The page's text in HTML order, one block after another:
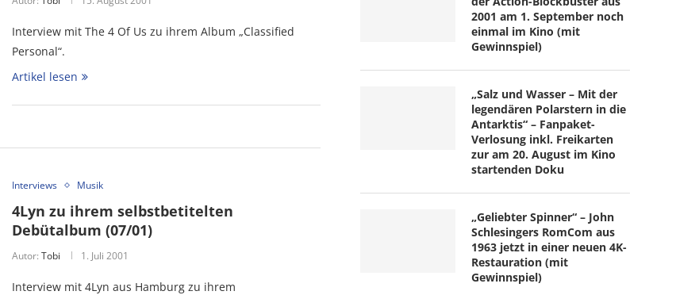
Interview mit The 4 Of Us zu ihrem Album „Classified
Personal“.
Artikel lesen
Interviews Musik
4Lyn zu ihrem selbstbetitelten
Debütalbum (07/01)
Autor: Tobi 1. Juli 2001
Interview mit 4Lyn aus Hamburg zu ihrem
2001 am 1. September noch
einmal im Kino (mit
Gewinnspiel)
„Salz und Wasser – Mit der
legendären Polarstern in die
Antarktis“ – Fanpaket-
Verlosung inkl. Freikarten
zur am 20. August im Kino
startenden Doku
„Geliebter Spinner“ – John
Schlesingers RomCom aus
1963 jetzt in einer neuen 4K-
Restauration (mit
Gewinnspiel)